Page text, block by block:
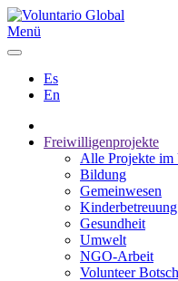
Menü
Es
En
Freiwilligenprojekte
Alle Projekte
Bildung
Gemeinwesen
Kinderbetreuung
Gesundheit
Umwelt
NGO-Arbeit
Volunteer